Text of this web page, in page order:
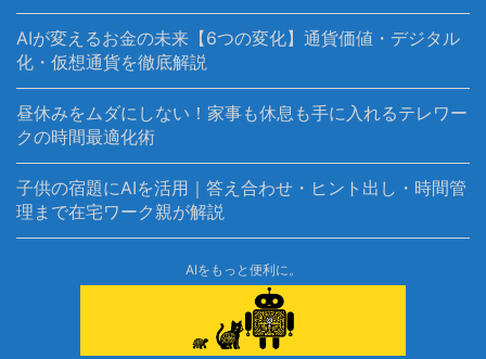
AIが変えるお金の未来【6つの変化】通貨価値・デジタル
化・仮想通貨を徹底解説
昼休みをムダにしない！家事も休息も手に入れるテレワー
クの時間最適化術
子供の宿題にAIを活用｜答え合わせ・ヒント出し・時間管
理まで在宅ワーク親が解説
AIをもっと便利に。